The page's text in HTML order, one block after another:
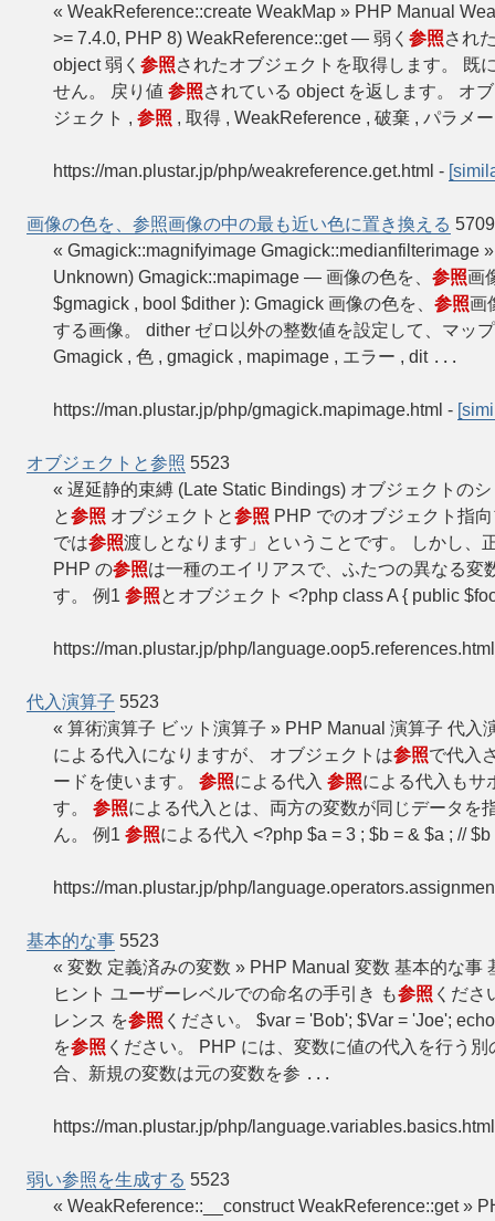
« WeakReference::create WeakMap » PHP Manual
>= 7.4.0, PHP 8) WeakReference::get — 弱く 参照され
object 弱く 参照されたオブジェクトを取得します。 既
せん。 戻り値 参照されている object を返します。 オ
ジェクト , 参照 , 取得 , WeakReference , 破棄 , パラメ
https://man.plustar.jp/php/weakreference.get.html -
画像の色を、参照画像の中の最も近い色に置き換える 5709
« Gmagick::magnifyimage Gmagick::medianfilterimage
Unknown) Gmagick::mapimage — 画像の色を、 参照画
$gmagick , bool $dither ): Gmagick 画像の色を、 参照画
する画像。 dither ゼロ以外の整数値を設定して、マッ
Gmagick , 色 , gmagick , mapimage , エラー , dit ...
https://man.plustar.jp/php/gmagick.mapimage.html -
オブジェクトと参照 5523
« 遅延静的束縛 (Late Static Bindings) オブジェクトの
と参照 オブジェクトと参照 PHP でのオブジェクト指
では参照渡しとなります」ということです。 しかし、
PHP の参照は一種のエイリアスで、ふたつの異なる変
す。 例1 参照とオブジェクト <?php class A { public
https://man.plustar.jp/php/language.oop5.references.html
代入演算子 5523
« 算術演算子 ビット演算子 » PHP Manual 演算子 代
による代入になりますが、 オブジェクトは参照で代入
ードを使います。 参照による代入 参照による代入もサ
す。 参照による代入とは、両方の変数が同じデータを
ん。 例1 参照による代入 <?php $a = 3 ; $b = & $a ; //
https://man.plustar.jp/php/
基本的な事 5523
« 変数 定義済みの変数 » PHP Manual 変数 基本的な
ヒント ユーザーレベルでの命名の手引き も参照 くださ
レンス を参照 ください。 $var = 'Bob'; $Var = 'Joe';
を参照 ください。 PHP には、変数に値の代入を行う
合、新規の変数は元の変数を参 ...
https://man.plustar.jp/php/language.variables.basics.html
弱い参照を生成する 5523
« WeakReference::__construct WeakReference::get »